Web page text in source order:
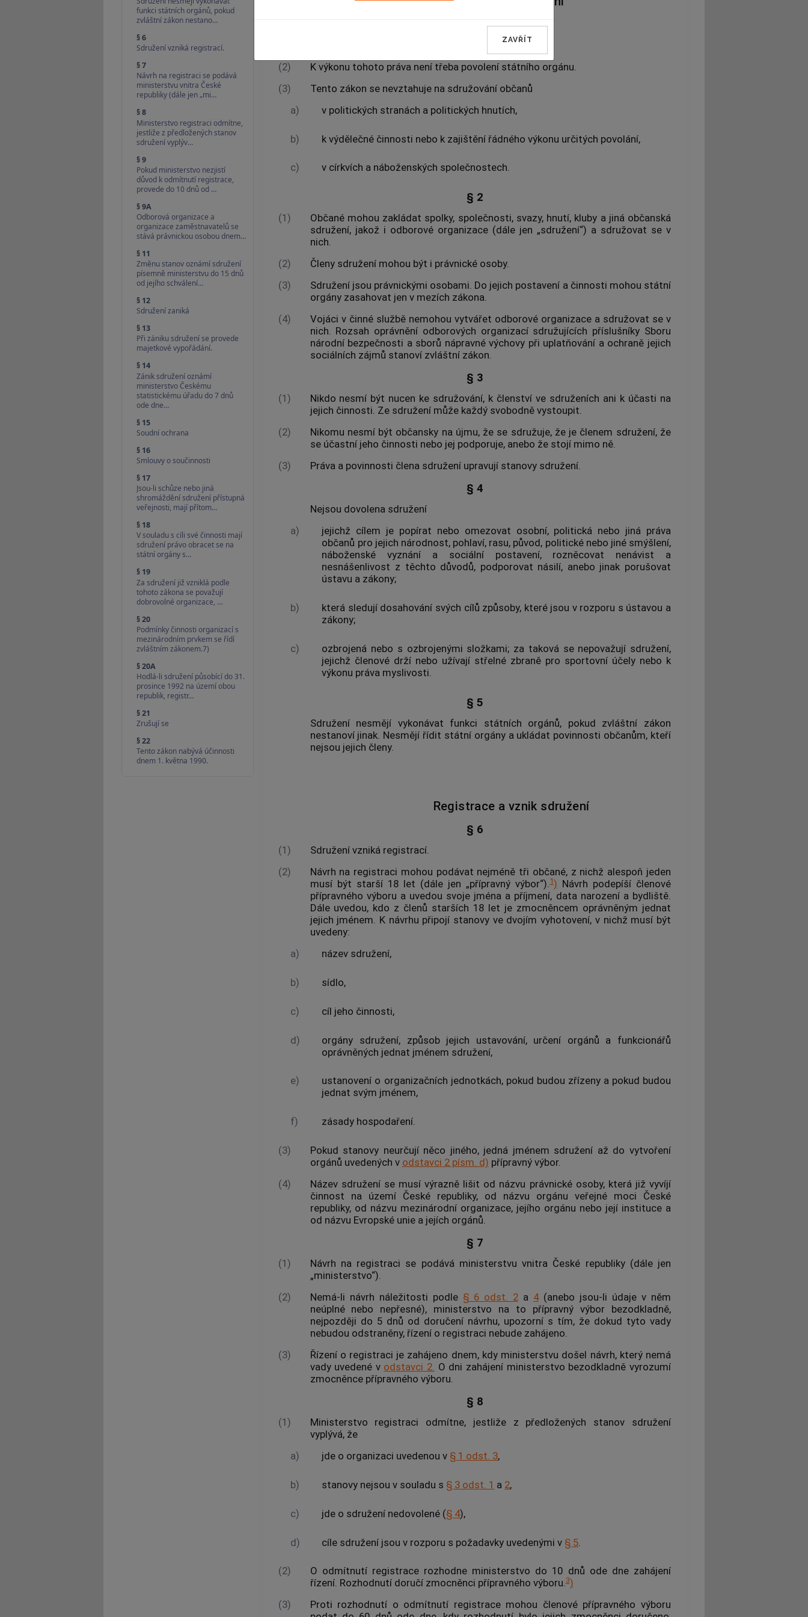
funkci státních orgánů, pokud
zvláštní zákon nestano…
§ 6
Sdružení vzniká registrací.
§ 7
Návrh na registraci se podává
ministerstvu vnitra České
republiky (dále jen „mi…
§ 8
Ministerstvo registraci odmítne,
jestliže z předložených stanov
sdružení vyplýv…
§ 9
Pokud ministerstvo nezjistí
důvod k odmítnutí registrace,
provede do 10 dnů od …
§ 9A
Odborová organizace a
organizace zaměstnavatelů se
stává právnickou osobou dnem…
§ 11
Změnu stanov oznámí sdružení
písemně ministerstvu do 15 dnů
od jejího schválení…
§ 12
Sdružení zaniká
§ 13
Při zániku sdružení se provede
majetkové vypořádání.
§ 14
Zánik sdružení oznámí
ministerstvo Českému
statistickému úřadu do 7 dnů
ode dne…
§ 15
Soudní ochrana
§ 16
Smlouvy o součinnosti
§ 17
Jsou-li schůze nebo jiná
shromáždění sdružení přístupná
veřejnosti, mají přítom…
§ 18
V souladu s cíli své činnosti mají
sdružení právo obracet se na
státní orgány s…
§ 19
Za sdružení již vzniklá podle
tohoto zákona se považují
dobrovolné organizace, …
§ 20
Podmínky činnosti organizací s
mezinárodním prvkem se řídí
zvláštním zákonem.7)
§ 20A
Hodlá-li sdružení působící do 31.
prosince 1992 na území obou
republik, registr…
§ 21
Zrušují se
§ 22
Tento zákon nabývá účinnosti
dnem 1. května 1990.
Občané mají právo se svobodně sdružovat.
(2)
K výkonu tohoto práva není třeba povolení státního orgánu.
(3)
Tento zákon se nevztahuje na sdružování občanů
a)
v politických stranách a politických hnutích,
b) k výdělečné činnosti nebo k zajištění řádného výkonu určitých povolání,
c) v církvích a náboženských společnostech.
§ 2
(1)
Občané mohou zakládat spolky, společnosti, svazy, hnutí, kluby a jiná občanská
sdružení, jakož i odborové organizace (dále jen „sdružení“) a sdružovat se v
nich.
(2)
Členy sdružení mohou být i právnické osoby.
(3)
Sdružení jsou právnickými osobami. Do jejich postavení a činnosti mohou státní
orgány zasahovat jen v mezích zákona.
(4)
Vojáci v činné službě nemohou vytvářet odborové organizace a sdružovat se v
nich. Rozsah oprávnění odborových organizací sdružujících příslušníky Sboru
národní bezpečnosti a sborů nápravné výchovy při uplatňování a ochraně jejich
sociálních zájmů stanoví zvláštní zákon.
§ 3
(1)
Nikdo nesmí být nucen ke sdružování, k členství ve sdruženích ani k účasti na
jejich činnosti. Ze sdružení může každý svobodně vystoupit.
(2)
Nikomu nesmí být občansky na újmu, že se sdružuje, že je členem sdružení, že
se účastní jeho činnosti nebo jej podporuje, anebo že stojí mimo ně.
(3)
Práva a povinnosti člena sdružení upravují stanovy sdružení.
§ 4
Nejsou dovolena sdružení
a)
jejichž cílem je popírat nebo omezovat osobní, politická nebo jiná práva
občanů pro jejich národnost, pohlaví, rasu, původ, politické nebo jiné smýšlení,
náboženské vyznání a sociální postavení, rozněcovat nenávist a
nesnášenlivost z těchto důvodů, podporovat násilí, anebo jinak porušovat
ústavu a zákony;
b)
která sledují dosahování svých cílů způsoby, které jsou v rozporu s ústavou a
zákony;
c)
ozbrojená nebo s ozbrojenými složkami; za taková se nepovažují sdružení,
jejichž členové drží nebo užívají střelné zbraně pro sportovní účely nebo k
výkonu práva myslivosti.
§ 5
Sdružení nesmějí vykonávat funkci státních orgánů, pokud zvláštní zákon
nestanoví jinak. Nesmějí řídit státní orgány a ukládat povinnosti občanům, kteří
nejsou jejich členy.
Registrace a vznik sdružení
§ 6
(1)
Sdružení vzniká registrací.
(2)
Návrh na registraci mohou podávat nejméně tři občané, z nichž alespoň jeden
musí být starší 18 let (dále jen „přípravný výbor“).1) Návrh podepíší členové
přípravného výboru a uvedou svoje jména a příjmení, data narození a bydliště.
Dále uvedou, kdo z členů starších 18 let je zmocněncem oprávněným jednat
jejich jménem. K návrhu připojí stanovy ve dvojím vyhotovení, v nichž musí být
uvedeny:
a)
název sdružení,
b) sídlo,
c) cíl jeho činnosti,
d)
orgány sdružení, způsob jejich ustavování, určení orgánů a funkcionářů
oprávněných jednat jménem sdružení,
e)
ustanovení o organizačních jednotkách, pokud budou zřízeny a pokud budou
jednat svým jménem,
f) zásady hospodaření.
(3)
Pokud stanovy neurčují něco jiného, jedná jménem sdružení až do vytvoření
orgánů uvedených v odstavci 2 písm. d) přípravný výbor.
(4)
Název sdružení se musí výrazně lišit od názvu právnické osoby, která již vyvíjí
činnost na území České republiky, od názvu orgánu veřejné moci České
republiky, od názvu mezinárodní organizace, jejího orgánu nebo její instituce a
od názvu Evropské unie a jejích orgánů.
§ 7
(1)
Návrh na registraci se podává ministerstvu vnitra České republiky (dále jen
„ministerstvo“).
(2)
Nemá-li návrh náležitosti podle § 6 odst. 2a 4(anebo jsou-li údaje v něm
neúplné nebo nepřesné), ministerstvo na to přípravný výbor bezodkladně,
nejpozději do 5 dnů od doručení návrhu, upozorní s tím, že dokud tyto vady
nebudou odstraněny, řízení o registraci nebude zahájeno.
(3)
Řízení o registraci je zahájeno dnem, kdy ministerstvu došel návrh, který nemá
vady uvedené v odstavci 2. O dni zahájení ministerstvo bezodkladně vyrozumí
zmocněnce přípravného výboru.
§ 8
(1)
Ministerstvo registraci odmítne, jestliže z předložených stanov sdružení
vyplývá, že
a)
jde o organizaci uvedenou v § 1 odst. 3,
b) stanovy nejsou v souladu s § 3 odst. 1 a 2,
c) jde o sdružení nedovolené (§ 4),
d) cíle sdružení jsou v rozporu s požadavky uvedenými v § 5
(2)
O odmítnutí registrace rozhodne ministerstvo do 10 dnů ode dne zahájení
řízení. Rozhodnutí doručí zmocněnci přípravného výboru.3)
(3)
Proti rozhodnutí o odmítnutí registrace mohou členové přípravného výboru
ZAVŘÍT